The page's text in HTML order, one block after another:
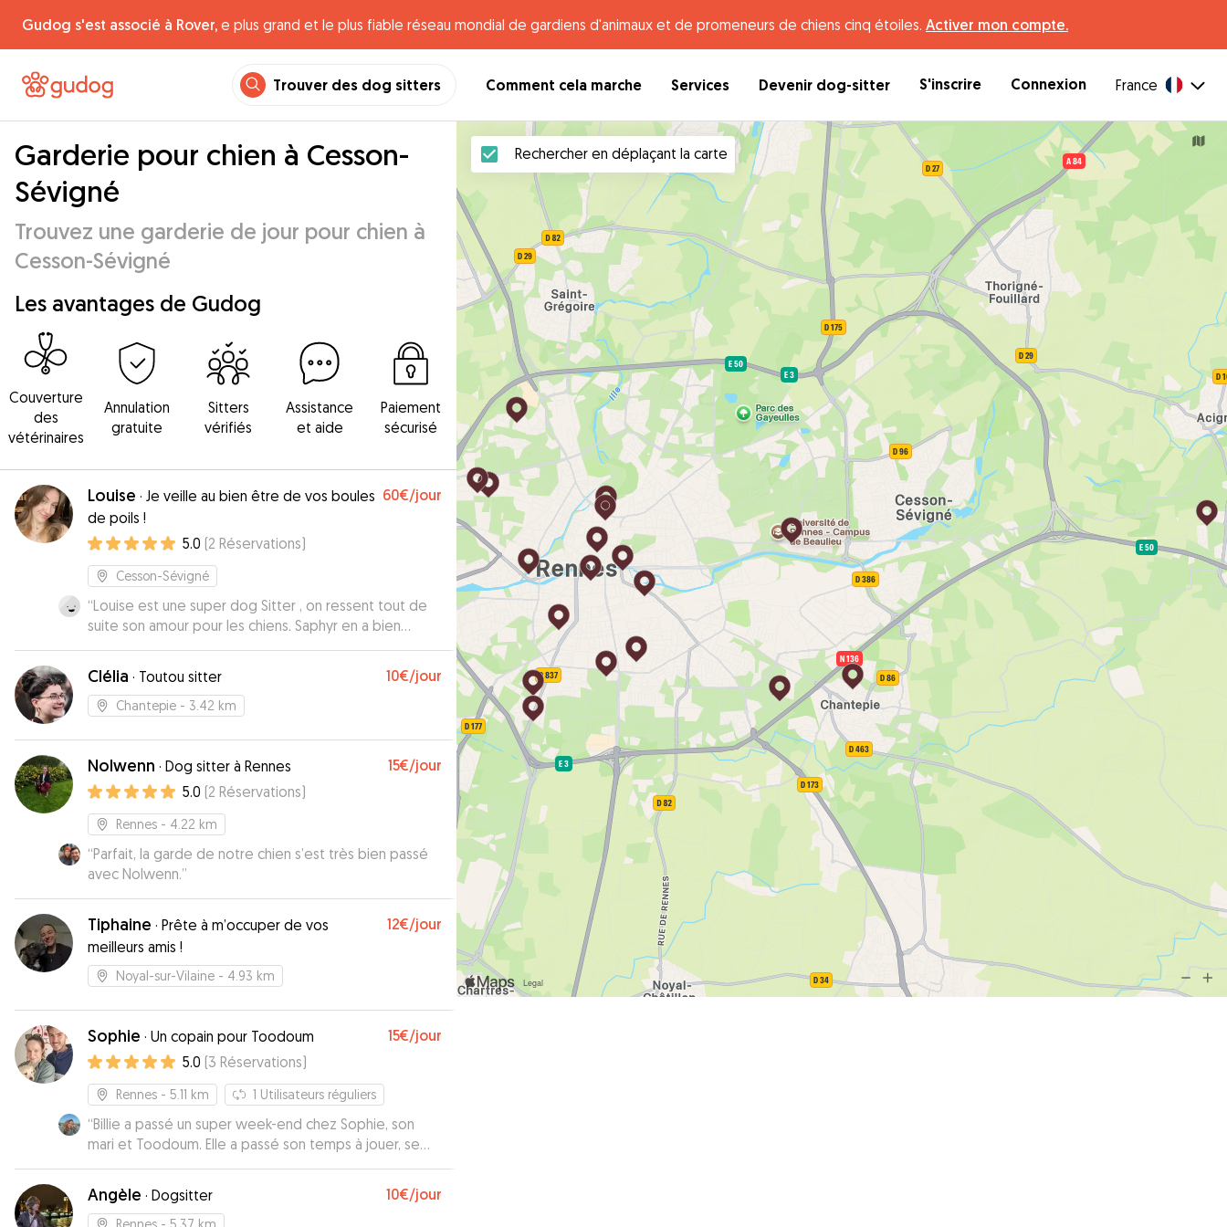
Gudog s'est associé à Rover, e plus grand et le plus fiable réseau mondial de gardiens d'animaux et de promeneurs de chiens cinq étoiles. Activer mon compte.
Trouver des dog sitters Comment cela marche Services Devenir dog-sitter S'inscrire Connexion France
Garderie pour chien à Cesson-
Sévigné
Trouvez une garderie de jour pour chien à
Cesson-Sévigné
Les avantages de Gudog
Couverture
des
vétérinaires
Annulation
gratuite
Sitters
vérifiés
Assistance
et aide
Paiement
sécurisé
Louise · Je veille au bien être de vos boules
de poils !
60€/jour
5.0 (2 Réservations)
Cesson-Sévigné
“Louise est une super dog Sitter , on ressent tout de
suite son amour pour les chiens. Saphyr en a bien
profité pour se faire caliner, ce qu’il adore 🥰”
Clélia · Toutou sitter 10€/jour
Chantepie - 3.42 km
Nolwenn · Dog sitter à Rennes 15€/jour
5.0 (2 Réservations)
Rennes - 4.22 km
“Parfait, la garde de notre chien s’est très bien passé
avec Nolwenn.”
Tiphaine · Prête à m’occuper de vos
meilleurs amis !
12€/jour
Noyal-sur-Vilaine - 4.93 km
Sophie · Un copain pour Toodoum 15€/jour
5.0 (3 Réservations)
Rennes - 5.11 km 1 Utilisateurs réguliers
“Billie a passé un super week-end chez Sophie, son
mari et Toodoum. Elle a passé son temps à jouer, se
balader, elle est même allée à la mer pour se
promener. J’étais vraiment en confiance de leur laisser
Billie et j’étais ravie de recevoir des nouvelles et des
Angèle · Dogsitter 10€/jour
Rennes - 5.37 km
Rechercher en déplaçant la carte